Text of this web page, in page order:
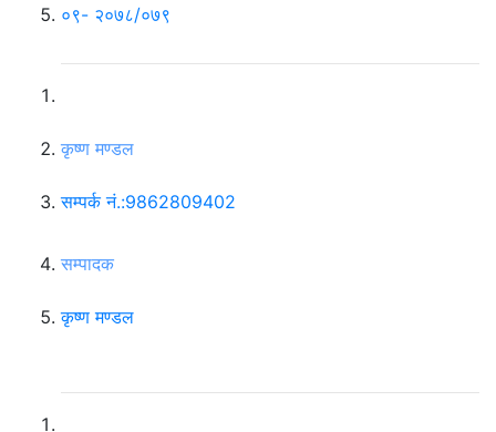
०९- २०७८/०७९
कृष्ण मण्डल
सम्पर्क नं.:9862809402
सम्पादक
कृष्ण मण्डल